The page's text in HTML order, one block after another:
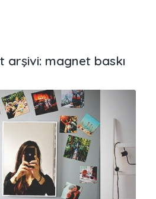
arşivi: magnet baskı